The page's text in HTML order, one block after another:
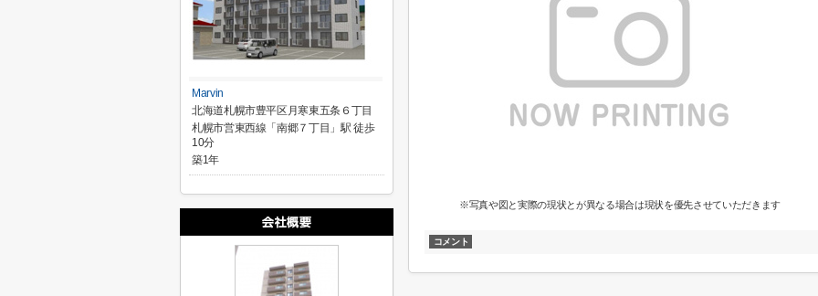
※写真や図と実際の現状とが異なる場合は現状を優先させていただきます
コメント
Marvin
北海道札幌市豊平区月寒東五条６丁目
札幌市営東西線「南郷７丁目」駅 徒歩
10分
築1年